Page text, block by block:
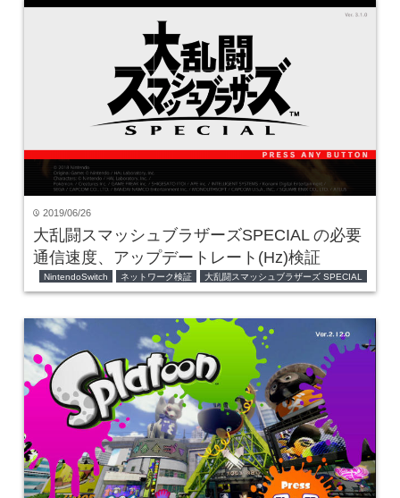
time 2019/06/26
大乱闘スマッシュブラザーズSPECIAL の必要
通信速度、アップデートレート(Hz)検証
NintendoSwitch ネットワーク検証 大乱闘スマッシュブラザーズ SPECIAL